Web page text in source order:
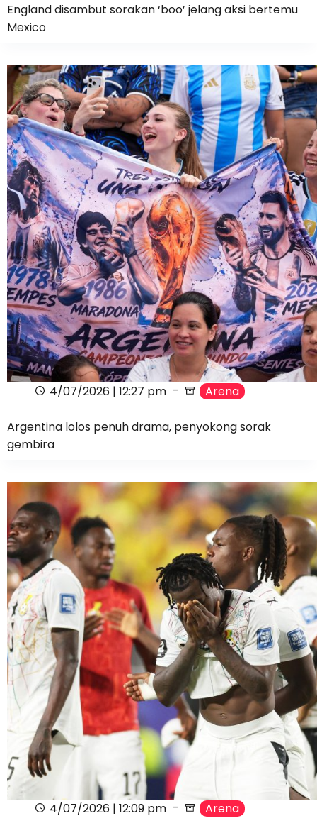
England disambut sorakan ‘boo’ jelang aksi bertemu
Mexico
4/07/2026 | 12:27 pm Arena
Argentina lolos penuh drama, penyokong sorak
gembira
4/07/2026 | 12:09 pm Arena